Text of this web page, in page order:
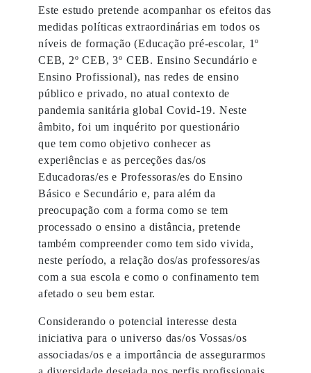
Este estudo pretende acompanhar os efeitos das
medidas políticas extraordinárias em todos os
níveis de formação (Educação pré-escolar, 1º
CEB, 2º CEB, 3º CEB. Ensino Secundário e
Ensino Profissional), nas redes de ensino
público e privado, no atual contexto de
pandemia sanitária global Covid-19. Neste
âmbito, foi um inquérito por questionário
que tem como objetivo conhecer as
experiências e as perceções das/os
Educadoras/es e Professoras/es do Ensino
Básico e Secundário e, para além da
preocupação com a forma como se tem
processado o ensino a distância, pretende
também compreender como tem sido vivida,
neste período, a relação dos/as professores/as
com a sua escola e como o confinamento tem
afetado o seu bem estar.
Considerando o potencial interesse desta
iniciativa para o universo das/os Vossas/os
associadas/os e a importância de assegurarmos